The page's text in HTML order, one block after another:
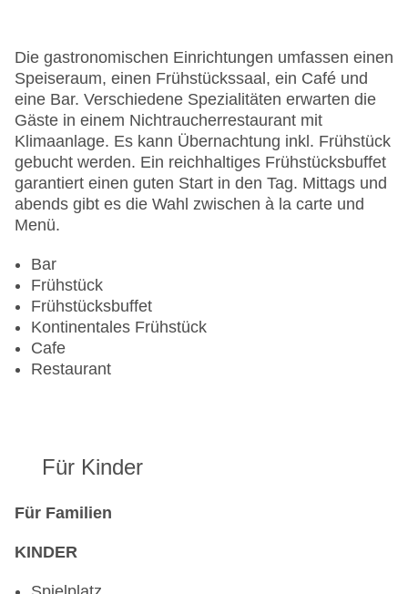
Haustiere
Haustiere auf Anfrage: ohne Gebühr
Zimmerservice
Gesamtanzahl der Stockwerke: 3
Gesamtanzahl der Zimmer: 36
Pools:Indoor Pool, Outdoor Pool
Zahlungsarten: EC Maestro, Mastercard, Visa
Landeskategorie: 3 Sterne
Die gastronomischen Einrichtungen umfassen einen
Speiseraum, einen Frühstückssaal, ein Café und
eine Bar. Verschiedene Spezialitäten erwarten die
Gäste in einem Nichtraucherrestaurant mit
Klimaanlage. Es kann Übernachtung inkl. Frühstück
gebucht werden. Ein reichhaltiges Frühstücksbuffet
garantiert einen guten Start in den Tag. Mittags und
abends gibt es die Wahl zwischen à la carte und
Menü.
Bar
Frühstück
Frühstücksbuffet
Kontinentales Frühstück
Cafe
Restaurant
Für Kinder
Für Familien
KINDER